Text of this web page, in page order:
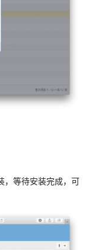
，等待安装完成，可